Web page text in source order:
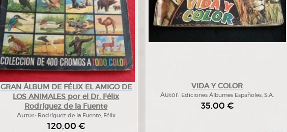
GRAN ÁLBUM DE FÉLIX EL AMIGO DE
LOS ANIMALES por el Dr. Félix
Rodríguez de la Fuente
Autor: Rodríguez de la Fuente, Félix
120,00 €
VIDA Y COLOR
Autor: Ediciones Álbumes Españoles, S.A.
35,00 €